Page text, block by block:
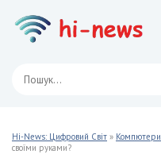
Hi-News: Цифровий Світ » Компютери
своїми руками?